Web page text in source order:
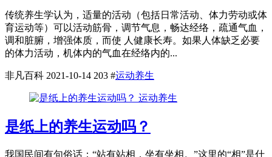
传统养生学认为，适量的活动（包括日常活动、体力劳动或体
育运动等）可以活动筋骨，调节气息，畅达经络，疏通气血，
调和脏腑，增强体质，而使 人健康长寿。如果人体缺乏必要
的体力活动，机体内的气血在经络内的...
非凡百科 2021-10-14 203 #运动养生
运动养生
是纸上的养生运动吗？
我国民间有句俗话：“站有站相，坐有坐相。”这里的“相”是什